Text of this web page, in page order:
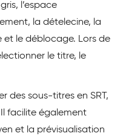
l’espace
la dételecine, la
le déblocage. Lors de
le titre, le
des sous-titres en SRT,
Il facilite également
et la prévisualisation